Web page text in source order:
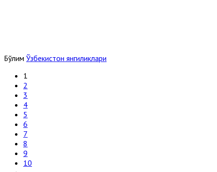
Бўлим Ўзбекистон янгиликлари
1
2
3
4
5
6
7
8
9
10